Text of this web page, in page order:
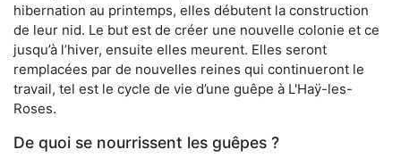
hibernation au printemps, elles débutent la construction
de leur nid. Le but est de créer une nouvelle colonie et ce
jusqu’à l’hiver, ensuite elles meurent. Elles seront
remplacées par de nouvelles reines qui continueront le
travail, tel est le cycle de vie d’une guêpe à L'Haÿ-les-
Roses.
De quoi se nourrissent les guêpes ?